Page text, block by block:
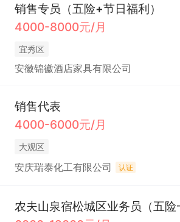
销售专员（五险+节日福利）
4000-8000元/月
宜秀区
安徽锦徽酒店家具有限公司
销售代表
4000-6000元/月
大观区
安庆瑞泰化工有限公司 认证
农夫山泉宿松城区业务员（五险